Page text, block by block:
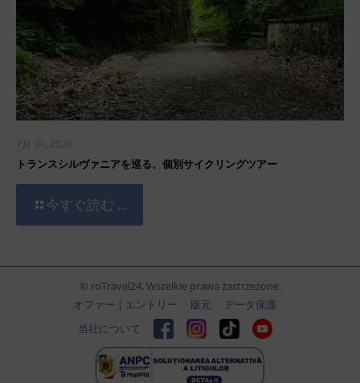
7月 31, 2026
トランスシルヴァニアを巡る、個別サイクリングツアー
今すぐ読む ...
© roTravel24. Wszelkie prawa zastrzeżone.
オファー | エントリー
版元
データ保護
当社について